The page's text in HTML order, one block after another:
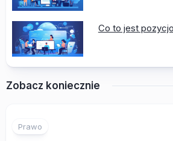
Co to jest
Zobacz koniecznie
Prawo